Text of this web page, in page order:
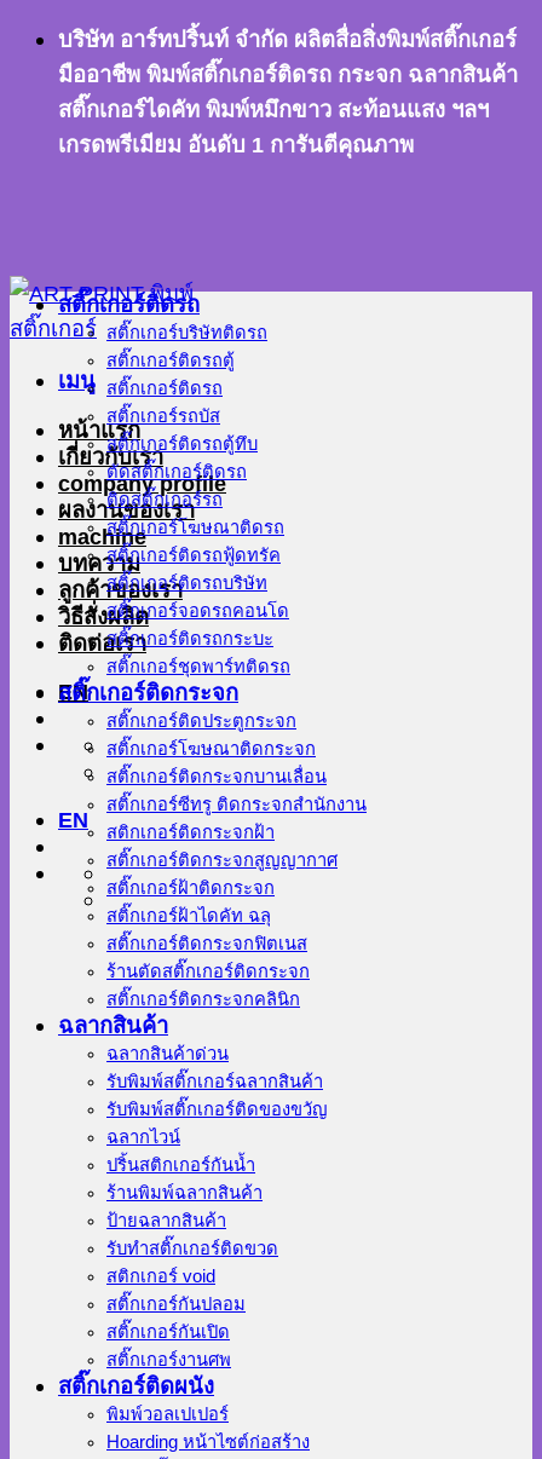
ข้าม
เนื้อหา
บริษัท อาร์ทปริ้นท์ จำกัด ผลิตสื่อสิ่งพิมพ์สติ๊กเกอร์
มืออาชีพ พิมพ์สติ๊กเกอร์ติดรถ กระจก ฉลากสินค้า
สติ๊กเกอร์ไดคัท พิมพ์หมึกขาว สะท้อนแสง ฯลฯ
เกรดพรีเมียม อันดับ 1 การันตีคุณภาพ
เมนู
หน้าแรก
เกี่ยวกับเรา
company profile
ผลงานของเรา
machine
บทความ
ลูกค้าของเรา
วิธีสั่งผลิต
ติดต่อเรา
EN
EN
สติ๊กเกอร์ติดรถ
สติ๊กเกอร์บริษัทติดรถ
สติ๊กเกอร์ติดรถตู้
สติ๊กเกอร์ติดรถ
สติ๊กเกอร์รถบัส
สติ๊กเกอร์ติดรถตู้ทึบ
ตัดสติ๊กเกอร์ติดรถ
ติดสติ๊กเกอร์รถ
สติ๊กเกอร์โฆษณาติดรถ
สติ๊กเกอร์ติดรถฟู้ดทรัค
สติ๊กเกอร์ติดรถบริษัท
สติ๊กเกอร์จอดรถคอนโด
สติ๊กเกอร์ติดรถกระบะ
สติ๊กเกอร์ชุดพาร์ทติดรถ
สติ๊กเกอร์ติดกระจก
สติ๊กเกอร์ติดประตูกระจก
สติ๊กเกอร์โฆษณาติดกระจก
สติ๊กเกอร์ติดกระจกบานเลื่อน
สติ๊กเกอร์ซีทรู ติดกระจกสำนักงาน
สติกเกอร์ติดกระจกฝ้า
สติ๊กเกอร์ติดกระจกสูญญากาศ
สติ๊กเกอร์ฝ้าติดกระจก
สติ๊กเกอร์ฝ้าไดคัท ฉลุ
สติ๊กเกอร์ติดกระจกฟิตเนส
ร้านตัดสติ๊กเกอร์ติดกระจก
สติ๊กเกอร์ติดกระจกคลินิก
ฉลากสินค้า
ฉลากสินค้าด่วน
รับพิมพ์สติ๊กเกอร์ฉลากสินค้า
รับพิมพ์สติ๊กเกอร์ติดของขวัญ
ฉลากไวน์
ปริ้นสติกเกอร์กันน้ำ
ร้านพิมพ์ฉลากสินค้า
ป้ายฉลากสินค้า
รับทำสติ๊กเกอร์ติดขวด
สติกเกอร์ void
สติ๊กเกอร์กันปลอม
สติ๊กเกอร์กันเปิด
สติ๊กเกอร์งานศพ
สติ๊กเกอร์ติดผนัง
พิมพ์วอลเปเปอร์
Hoarding หน้าไซต์ก่อสร้าง